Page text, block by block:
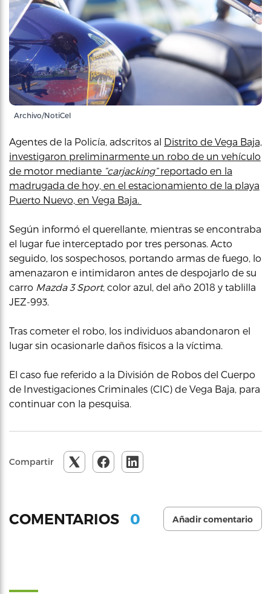
Archivo/NotiCel
Agentes de la Policía, adscritos al Distrito de Vega Baja,
investigaron preliminarmente un robo de un vehículo
de motor mediante “carjacking”reportado en la
madrugada de hoy, en el estacionamiento de la playa
Puerto Nuevo, en Vega Baja.
Según informó el querellante, mientras se encontraba
el lugar fue interceptado por tres personas. Acto
seguido, los sospechosos, portando armas de fuego, lo
amenazaron e intimidaron antes de despojarlo de su
carro Mazda 3 Sport, color azul, del año 2018 y tablilla
JEZ-993.
Tras cometer el robo, los individuos abandonaron el
lugar sin ocasionarle daños físicos a la víctima.
El caso fue referido a la División de Robos del Cuerpo
de Investigaciones Criminales (CIC) de Vega Baja, para
continuar con la pesquisa.
Compartir
COMENTARIOS 0 Añadir comentario